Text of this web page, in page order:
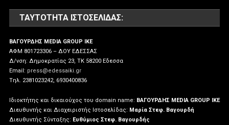
ΤΑΥΤΌΤΗΤΑ ΙΣΤΟΣΕΛΊΔΑΣ:
ΒΑΓΟΥΡΔΗΣ MEDIA GROUP IKE
ΑΦΜ 801723306 – ΔΟΥ ΕΔΕΣΣΑΣ
Δ/νση: Δημοκρατίας 23, ΤΚ 58200 Εδεσσα
Email: press@edessaiki.gr
Tηλ. 2381023242, 6930400836
Ιδιοκτήτης και δικαιούχος του domain name: ΒΑΓΟΥΡΔΗΣ MEDIA GROUP IKE
Διευθυντής και Διαχειριστής Ιστοσελίδας: Μαρία Στεφ. Βαγουρδή
Διευθυντής Σύνταξης: Ευθύμιος Στεφ. Βαγουρδής